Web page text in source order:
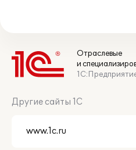
Отраслевые
и
Другие сайты 1С